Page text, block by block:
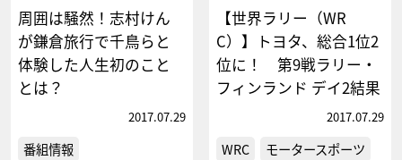
周囲は騒然！志村けん
が鎌倉旅行で千鳥らと
体験した人生初のこと
とは？
2017.07.29
番組情報
【世界ラリー（WR
C）】トヨタ、総合1位2
位に！ 第9戦ラリー・
フィンランド デイ2結果
2017.07.29
WRC モータースポーツ